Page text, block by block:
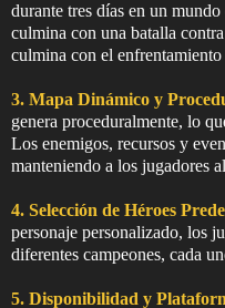
durante tres días en un
culmina con una batalla
culmina con el
3. Mapa Dinámico y
genera proceduralmente, lo
Los enemigos, recursos y
manteniendo a los jugadores
4. Selección de Héroes
personaje personalizado, los
diferentes campeones, cada
5. Disponibilidad y